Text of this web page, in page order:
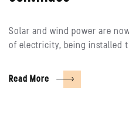
Solar and wind power are
of electricity, being installed
Read More